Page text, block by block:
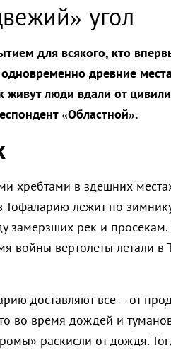
угол
для всякого, кто
древние
живут люди вдали от
«Областной».
хребтами в здешних
лежит по
замерзших рек и просекам.
войны вертолеты летали
доставляют все – от
во время дождей и
раскисли от дождя.